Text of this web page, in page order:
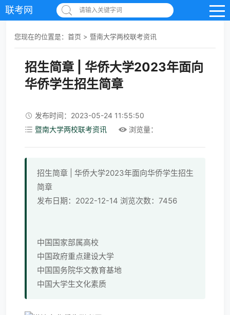
联考网 请输入关键字词
您现在的位置是： 首页 > 暨南大学两校联考资讯
招生简章 | 华侨大学2023年面向
华侨学生招生简章
发布时间：2023-05-24 11:55:50
暨南大学两校联考资讯
浏览量：
招生简章 | 华侨大学2023年面向华侨学生招生
简章
发布日期：2022-12-14 浏览次数：7456
中国国家部属高校
中国政府重点建设大学
中国国务院华文教育基地
中国大学生文化素质